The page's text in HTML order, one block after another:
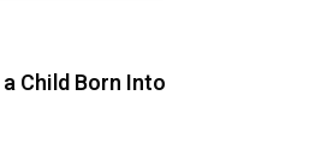
Child Born Into